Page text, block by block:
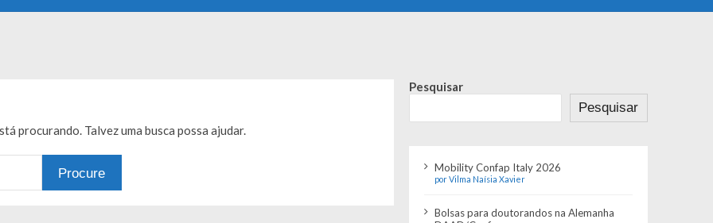
procurando. Talvez uma busca possa ajudar.
Pesquisar
Pesquisar
Mobility Confap Italy 2026
por Vilma Naísia Xavier
Bolsas para doutorandos na Alemanha